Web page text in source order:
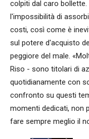
colpiti dal caro
l'impossibilità di
costi, così come è
sul potere d'acquisto
peggiore del male.
Riso - sono titolari di
quotidianamente con
confronto su questi
momenti dedicati, non
fare sempre meglio il